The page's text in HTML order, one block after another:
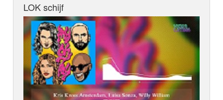
LOK schijf